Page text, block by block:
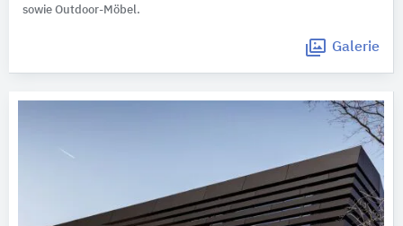
sowie Outdoor-Möbel.
Galerie